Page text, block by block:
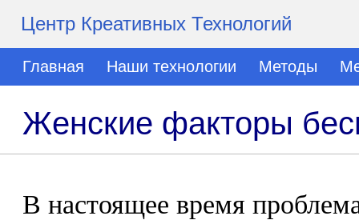
Центр Креативных Технологий
Главная Наши технологии Методы
Женские факторы
В настоящее время